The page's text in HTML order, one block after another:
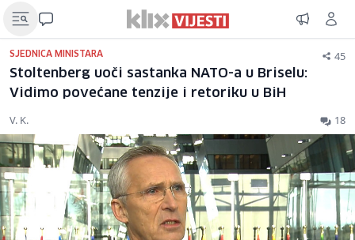
SJEDNICA MINISTARA 45
Stoltenberg uoči sastanka NATO-a u Briselu:
Vidimo povećane tenzije i retoriku u BiH
V. K. 18